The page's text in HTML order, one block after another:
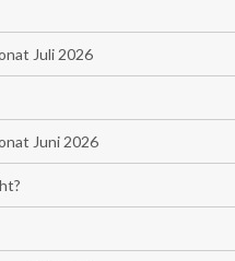
Juli 2026
Juni 2026